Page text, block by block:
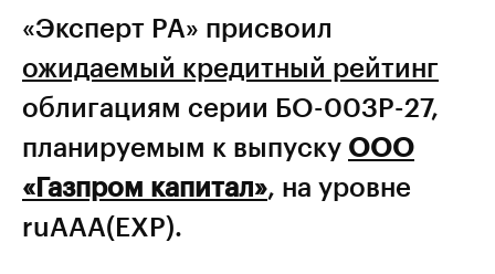
«Эксперт РА» присвоил
ожидаемый кредитный рейтинг
облигациям серии БО-003Р-27,
планируемым к выпуску ООО
«Газпром капитал», на уровне
ruAAA(EXP).